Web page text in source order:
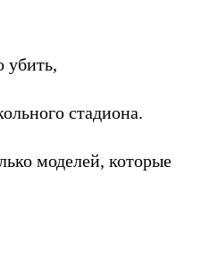
убить,
стадиона.
моделей, которые